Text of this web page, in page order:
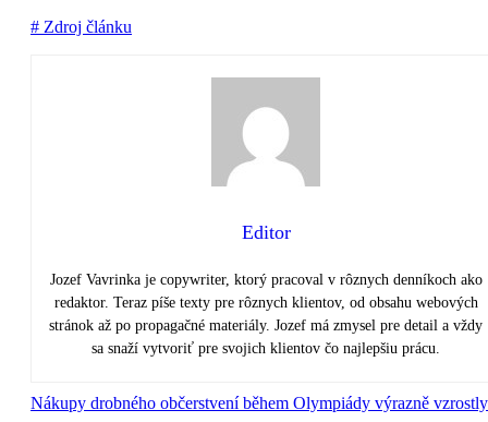
# Zdroj článku
Editor
Jozef Vavrinka je copywriter, ktorý pracoval v rôznych denníkoch ako
redaktor. Teraz píše texty pre rôznych klientov, od obsahu webových
stránok až po propagačné materiály. Jozef má zmysel pre detail a vždy
sa snaží vytvoriť pre svojich klientov čo najlepšiu prácu.
Nákupy drobného občerstvení během Olympiády výrazně vzrostly